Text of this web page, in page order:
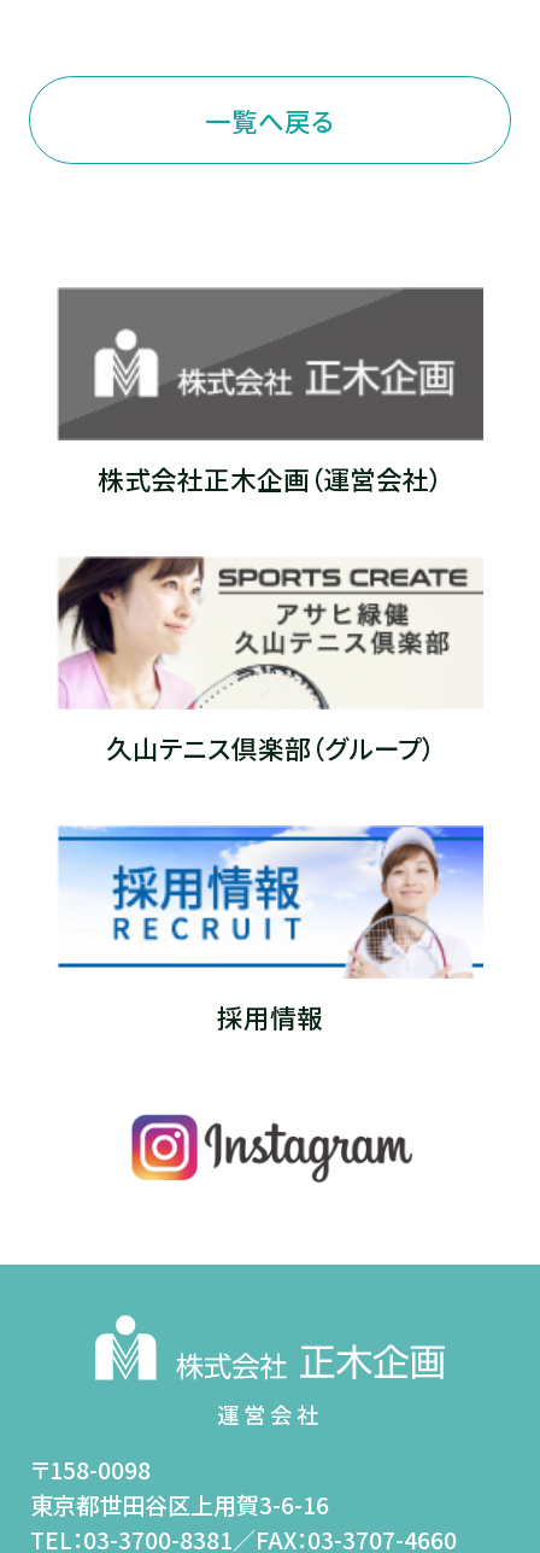
一覧へ戻る
株式会社正木企画（運営会社）
久山テニス倶楽部（グループ）
採用情報
〒158-0098
東京都世田谷区上用賀3-6-16
TEL：03-3700-8381／FAX：03-3707-4660